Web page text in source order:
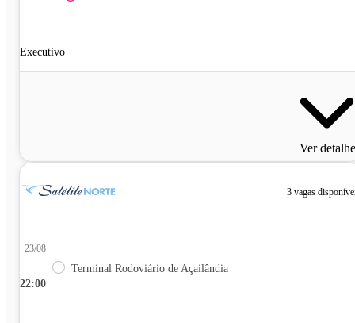
Executivo
Ver
3 vagas
22:00
23/08
Terminal Rodoviário de Açailândia